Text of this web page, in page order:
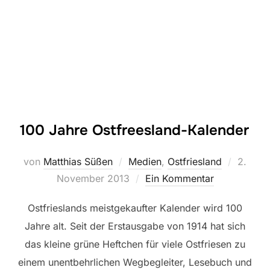
100 Jahre Ostfreesland-Kalender
von Matthias Süßen Medien, Ostfriesland
2.
November 2013
Ein Kommentar
Ostfrieslands meistgekaufter Kalender wird 100
Jahre alt. Seit der Erstausgabe von 1914 hat sich
das kleine grüne Heftchen für viele Ostfriesen zu
einem unentbehrlichen Wegbegleiter, Lesebuch und